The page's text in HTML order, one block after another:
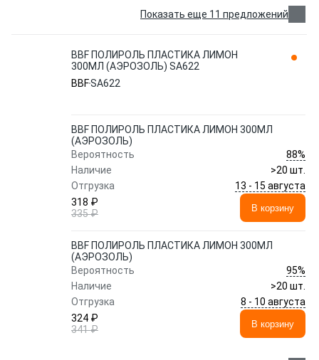
Показать еще 11 предложений
BBF ПОЛИРОЛЬ ПЛАСТИКА ЛИМОН
300МЛ (АЭРОЗОЛЬ) SA622
BBFSA622
BBF ПОЛИРОЛЬ ПЛАСТИКА ЛИМОН 300МЛ
(АЭРОЗОЛЬ)
Вероятность
88%
Наличие
>20 шт.
Отгрузка
13 - 15 августа
318 ₽
335 ₽
В корзину
BBF ПОЛИРОЛЬ ПЛАСТИКА ЛИМОН 300МЛ
(АЭРОЗОЛЬ)
Вероятность
95%
Наличие
>20 шт.
Отгрузка
8 - 10 августа
324 ₽
341 ₽
В корзину